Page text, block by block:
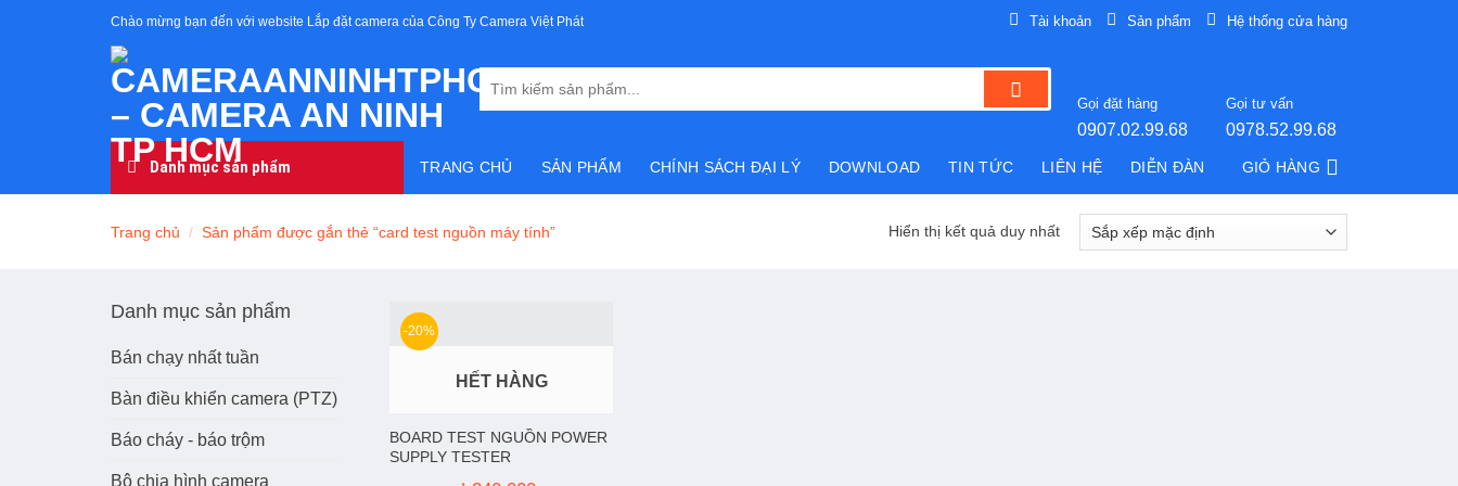
Chào mừng bạn đến với website Lắp đặt camera của Công Ty Camera Việt Phát Tài khoản Sản phẩm Hệ thống cửa hàng
Tìm
Gọi đặt hàng
0907.02.99.68
Gọi tư vấn
0978.52.99.68
Danh mục sản phẩm TRANG CHỦ SẢN PHẨM CHÍNH SÁCH ĐẠI LÝ DOWNLOAD TIN TỨC LIÊN HỆ DIỄN ĐÀN GIỎ HÀNG
Trang chủ / Sản phẩm được gắn thẻ “card test nguồn máy tính” Hiển thị kết quả duy nhất
Danh mục sản phẩm
Bán chạy nhất tuần
Bàn điều khiển camera (PTZ)
Báo cháy - báo trộm
Bộ chia hình camera
-20%
HẾT HÀNG
BOARD TEST NGUỒN POWER
SUPPLY TESTER